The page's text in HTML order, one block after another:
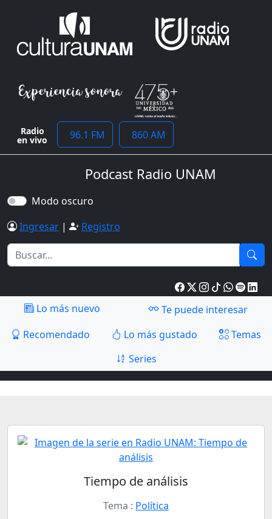
Radio
en vivo 96.1 FM 860 AM
Podcast Radio UNAM
Modo oscuro
Ingresar | Registro
Lo más nuevo
Te puede interesar
Recomendado
Lo más gustado
Temas
Series
Tiempo de análisis
Tema : Política